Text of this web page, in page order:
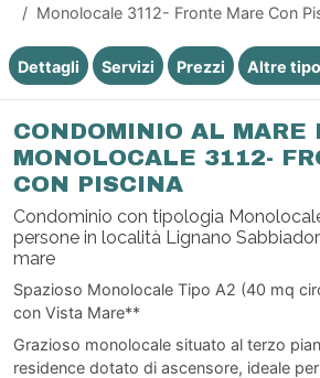
Monolocale 3112- Fronte Mare Con
CONDOMINIO AL MARE
MONOLOCALE 3112-
CON PISCINA
Condominio con tipologia
persone in località Lignano
mare
Spazioso Monolocale Tipo A2 (40 mq
con Vista Mare**
Grazioso monolocale situato al terzo
residence dotato di ascensore, ideale
Dettagli Servizi Prezzi Altre